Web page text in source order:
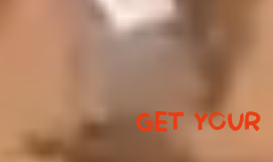
GET YOUR